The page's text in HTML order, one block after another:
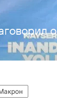
о